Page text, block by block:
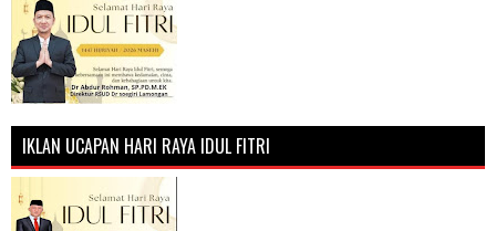
IKLAN UCAPAN HARI RAYA IDUL FITRI